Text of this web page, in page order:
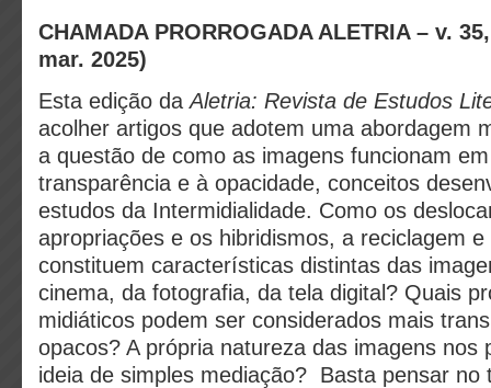
CHAMADA PRORROGADA ALETRIA – v.
mar. 2025)
Esta edição daAletria: Revista de Estudos
acolher artigos que adotem uma abordagem
a questão de como as imagens funcionam
transparência e à opacidade, conceitos
estudos da Intermidialidade. Como os
apropriações e os hibridismos, a reciclagem
constituem características distintas das
cinema, da fotografia, da tela digital? Quais
midiáticos podem ser considerados mais
opacos? A própria natureza das imagens nos
ideia de simples mediação? Basta pensar no